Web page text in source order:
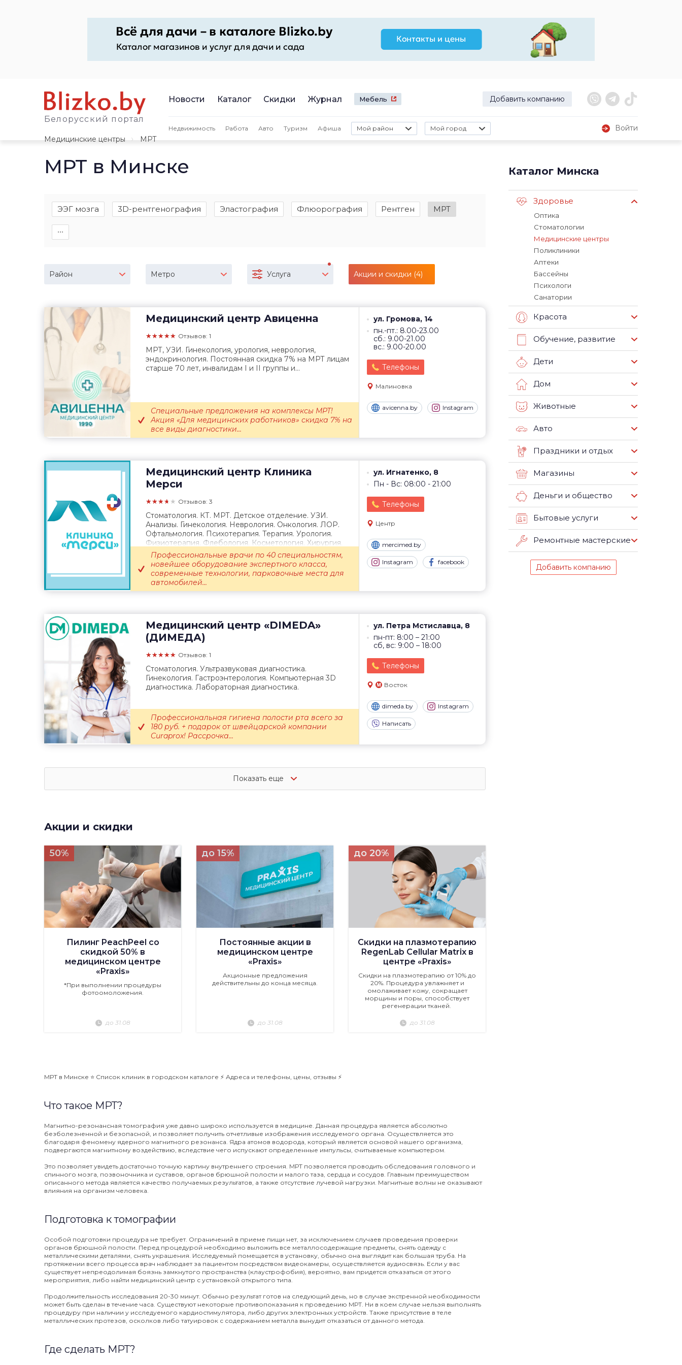
Белорусский портал
Новости Каталог Скидки Журнал Мебель Добавить компанию
Недвижимость Работа Авто Туризм Афиша Мой район Мой город
Войти
Медицинские центры
МРТ
МРТ в Минске
ЭЭГ мозга 3D-рентгенография Эластография Флюорография Рентген МРТ
∙∙∙
Район Метро Услуга Акции и скидки (4)
Медицинский центр Авиценна
★★★★★ Отзывов: 1
ул. Громова, 14
пн.-пт.: 8.00-23.00
сб.: 9.00-21.00
вс.: 9.00-20.00
Телефоны
Малиновка
avicenna.by Instagram
МРТ, УЗИ. Гинекология, урология, неврология,
эндокринология. Постоянная скидка 7% на МРТ лицам
старше 70 лет, инвалидам I и II группы и...
Специальные предложения на комплексы МРТ!
Акция «Для медицинских работников» скидка 7% на
все виды диагностики...
Медицинский центр Клиника
Мерси
★★★★★ Отзывов: 3
ул. Игнатенко, 8
Пн - Вс: 08:00 - 21:00
Телефоны
Центр
mercimed.by
Instagram facebook
Стоматология. КТ. МРТ. Детское отделение. УЗИ.
Анализы. Гинекология. Неврология. Онкология. ЛОР.
Офтальмология. Психотерапия. Терапия. Урология.
Физиотерапия. Флебология. Косметология. Хирургия.
Выезд врача...
Профессиональные врачи по 40 специальностям,
новейшее оборудование экспертного класса,
современные технологии, парковочные места для
автомобилей...
Медицинский центр «DIMEDA»
(ДИМЕДА)
★★★★★ Отзывов: 1
ул. Петра Мстиславца, 8
пн-пт: 8:00 – 21:00
сб, вс: 9:00 – 18:00
Телефоны
Восток
dimeda.by Instagram
Написать
Стоматология. Ультразвуковая диагностика.
Гинекология. Гастроэнтерология. Компьютерная 3D
диагностика. Лабораторная диагностика.
Профессиональная гигиена полости рта всего за
180 руб. + подарок от швейцарской компании
Curaprox! Рассрочка...
Показать еще
Акции и скидки
50%
Пилинг PeachPeel со
скидкой 50% в
медицинском центре
«Praxis»
*При выполнении процедуры
фотоомоложения.
до 31.08
до 15%
Постоянные акции в
медицинском центре
«Praxis»
Акционные предложения
действительны до конца месяца.
до 31.08
до 20%
Скидки на плазмотерапию
RegenLab Cellular Matrix в
центре «Praxis»
Скидки на плазмотерапию от 10% до
20%. Процедура увлажняет и
омолаживает кожу, сокращает
морщины и поры, способствует
регенерации тканей.
до 31.08
МРТ в Минске ⭐️ Список клиник в городском каталоге ⚡️ Адреса и телефоны, цены, отзывы ⚡️
Что такое МРТ?
Магнитно-резонансная томография уже давно широко используется в медицине. Данная процедура является абсолютно
безболезненной и безопасной, и позволяет получить отчетливые изображения исследуемого органа. Осуществляется это
благодаря феномену ядерного магнитного резонанса. Ядра атомов водорода, который является основой нашего организма,
подвергаются магнитному воздействию, вследствие чего испускают определенные импульсы, считываемые компьютером.
Это позволяет увидеть достаточно точную картину внутреннего строения. МРТ позволяется проводить обследования головного и
спинного мозга, позвоночника и суставов, органов брюшной полости и малого таза, сердца и сосудов. Главным преимуществом
описанного метода является качество получаемых результатов, а также отсутствие лучевой нагрузки. Магнитные волны не оказывают
влияния на организм человека.
Подготовка к томографии
Особой подготовки процедура не требует. Ограничений в приеме пищи нет, за исключением случаев проведения проверки
органов брюшной полости. Перед процедурой необходимо выложить все металлосодержащие предметы, снять одежду с
металлическими деталями, снять украшения. Исследуемый помещается в установку, обычно она выглядит как большая труба. На
протяжении всего процесса врач наблюдает за пациентом посредством видеокамеры, осуществляется аудиосвязь. Если у вас
существует непреодолимая боязнь замкнутого пространства (клаустрофобия), вероятно, вам придется отказаться от этого
мероприятия, либо найти медицинский центр с установкой открытого типа.
Продолжительность исследования 20-30 минут. Обычно результат готов на следующий день, но в случае экстренной необходимости
может быть сделан в течение часа. Существуют некоторые противопоказания к проведению МРТ. Ни в коем случае нельзя выполнять
процедуру при наличии у исследуемого кардиостимулятора, либо других электронных устройств. Также присутствие в теле
металлических протезов, осколков либо татуировок с содержанием металла вынудит отказаться от данного метода.
Где сделать МРТ?
Каталог Минска
Здоровье
Оптика
Стоматологии
Медицинские центры
Поликлиники
Аптеки
Бассейны
Психологи
Санатории
Красота
Обучение, развитие
Дети
Дом
Животные
Авто
Праздники и отдых
Магазины
Деньги и общество
Бытовые услуги
Ремонтные мастерские
Добавить компанию